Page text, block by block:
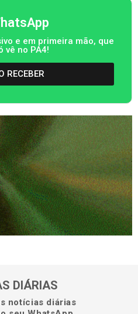
e em primeira mão, que
vê no PA4!
RECEBER
DIÁRIAS
notícias diárias